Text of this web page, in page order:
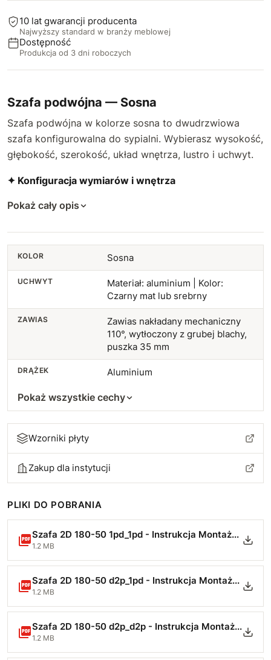
10 lat gwarancji producenta
Najwyższy standard w branży meblowej
Dostępność
Produkcja od 3 dni roboczych
Szafa podwójna — Sosna
Szafa podwójna w kolorze sosna to dwudrzwiowa
szafa konfigurowalna do sypialni. Wybierasz wysokość,
głębokość, szerokość, układ wnętrza, lustro i uchwyt.
✦ Konfiguracja wymiarów i wnętrza
Pokaż cały opis
KOLOR Sosna
UCHWYT
Materiał: aluminium | Kolor:
Czarny mat lub srebrny
ZAWIAS
Zawias nakładany mechaniczny
110°, wytłoczony z grubej blachy,
puszka 35 mm
DRĄŻEK Aluminium
Pokaż wszystkie cechy
Wzorniki płyty
Zakup dla instytucji
PLIKI DO POBRANIA
Szafa 2D 180-50 1pd_1pd - Instrukcja Montażu.pdf
1.2 MB
Szafa 2D 180-50 d2p_1pd - Instrukcja Montażu.pdf
1.2 MB
Szafa 2D 180-50 d2p_d2p - Instrukcja Montażu.pdf
1.2 MB